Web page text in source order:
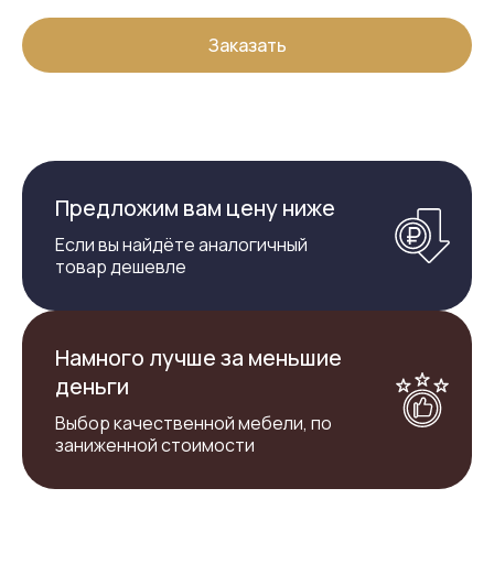
Заказать
Предложим вам цену ниже
Если вы найдёте аналогичный
товар дешевле
Намного лучше за меньшие
деньги
Выбор качественной мебели, по
заниженной стоимости